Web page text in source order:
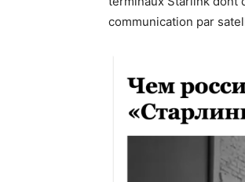
communication par